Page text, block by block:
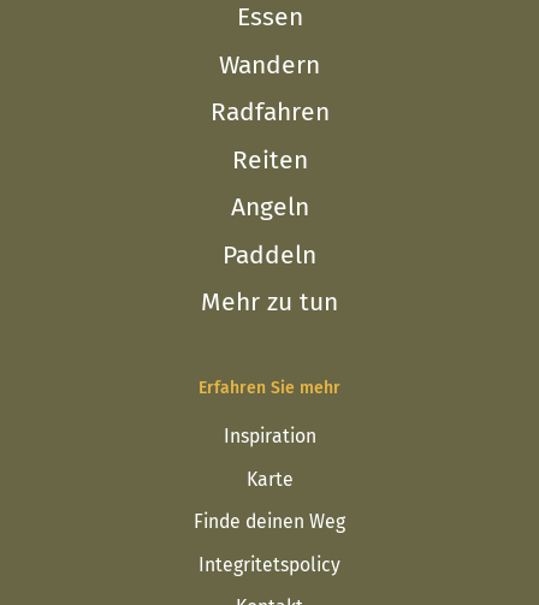
Essen
Wandern
Radfahren
Reiten
Angeln
Paddeln
Mehr zu tun
Erfahren Sie mehr
Inspiration
Karte
Finde deinen Weg
Integritetspolicy